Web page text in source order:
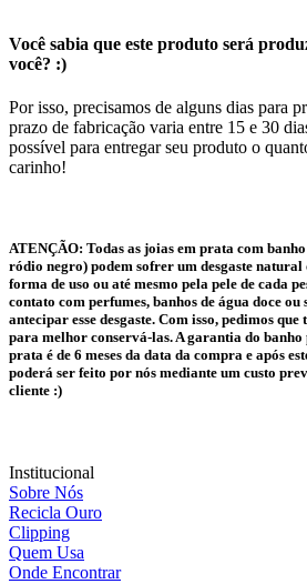
Você sabia que este produto será
você? :)
Por isso, precisamos de alguns dias para
prazo de fabricação varia entre 15 e 30
possível para entregar seu produto o
carinho!
ATENÇÃO: Todas as joias em prata com
ródio negro) podem sofrer um desgaste
forma de uso ou até mesmo pela pele de cada
contato com perfumes, banhos de água doce
antecipar esse desgaste. Com isso, pedimos que
para melhor conservá-las. A garantia do banho
prata é de 6 meses da data da compra e após
poderá ser feito por nós mediante um custo
cliente :)
Institucional
Sobre Nós
Recicla Ouro
Clipping
Quem Usa
Onde Encontrar